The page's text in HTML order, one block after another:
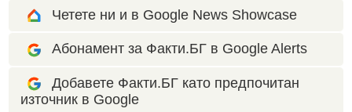
Четете ни и в Google News Showcase
Абонамент за Факти.БГ в Google Alerts
Добавете Факти.БГ като предпочитан
източник в Google